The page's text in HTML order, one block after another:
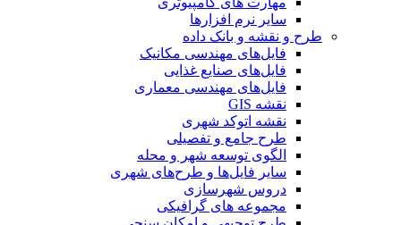
سایر نرم افزارها
طرح و نقشه و بانک داده
فایل‌های مهندسی مکانیک
فایل‌های صنایع غذایی
فایل‌های مهندسی معماری
نقشه GIS
نقشه اتوکد شهری
طرح جامع و تفصیلی
الگوی توسعه شهر و محله
سایر فایل‌ها و طرح‌های شهری
دروس شهرسازی
مجموعه های گرافیکی